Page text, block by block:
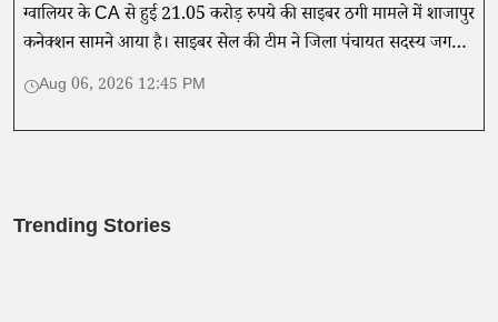
ग्वालियर के CA से हुई 21.05 करोड़ रुपये की साइबर ठगी मामले में शाजापुर
कनेक्शन सामने आया है। साइबर सेल की टीम ने जिला पंचायत सदस्य जगदीश
कुमार मालवीय को पूछताछ के लिए अपने साथ ले गई है।
Aug 06, 2026 12:45 PM
Trending Stories